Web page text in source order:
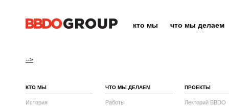
кто мы что мы делаем
-->
КТО МЫ
История
ЧТО МЫ ДЕЛАЕМ
Работы
ПРОЕКТЫ
Лекторий BBDO